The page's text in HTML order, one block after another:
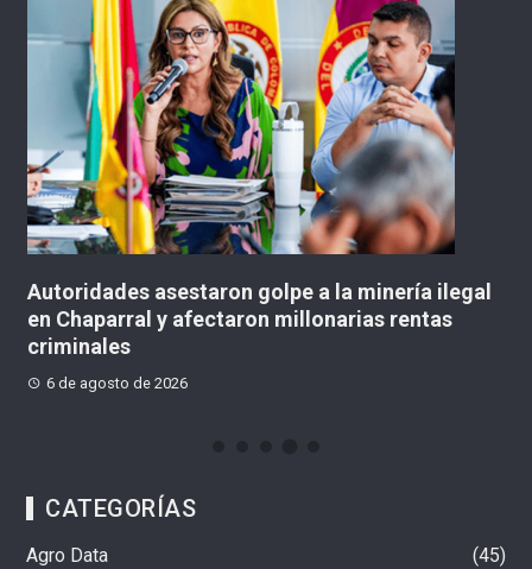
Autoridades asestaron golpe a la minería ilegal
en Chaparral y afectaron millonarias rentas
criminales
6 de agosto de 2026
CATEGORÍAS
Agro Data
45